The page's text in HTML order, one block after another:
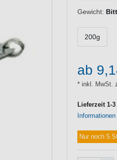
Gewicht:
200g
ab
* inkl. MwSt.
Lieferzeit 1-
Nur noch 5